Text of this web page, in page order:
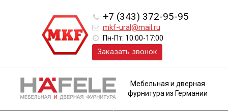
+7 (343) 372-95-95
mkf-ural@mail.ru
Пн-Пт: 10:00-17:00
Заказать звонок
Мебельная и дверная
фурнитура из Германии